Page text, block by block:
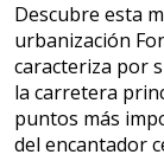
Descubre esta
urbanización
caracteriza por
la carretera
puntos más
del encantador